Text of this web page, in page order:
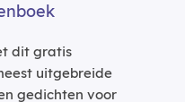
dit gratis
uitgebreide
gedichten voor